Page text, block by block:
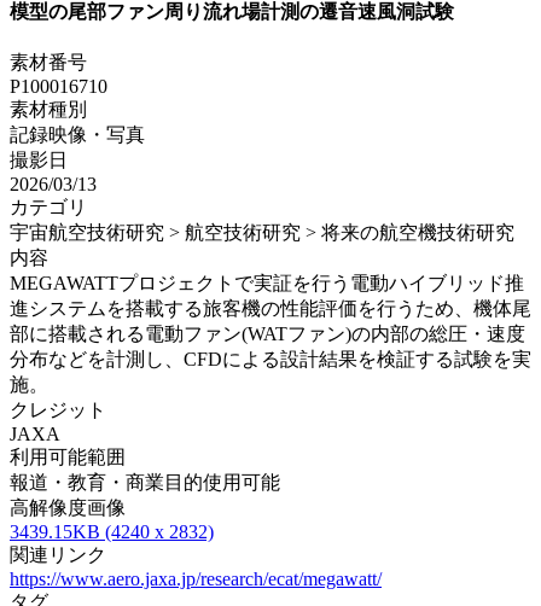
模型の尾部ファン周り流れ場計測の遷音速風洞試験
素材番号
P100016710
素材種別
記録映像・写真
撮影日
2026/03/13
カテゴリ
宇宙航空技術研究 > 航空技術研究 > 将来の航空機技術研究
内容
MEGAWATTプロジェクトで実証を行う電動ハイブリッド推
進システムを搭載する旅客機の性能評価を行うため、機体尾
部に搭載される電動ファン(WATファン)の内部の総圧・速度
分布などを計測し、CFDによる設計結果を検証する試験を実
施。
クレジット
JAXA
利用可能範囲
報道・教育・商業目的使用可能
高解像度画像
3439.15KB (4240 x 2832)
関連リンク
https://www.aero.jaxa.jp/research/ecat/megawatt/